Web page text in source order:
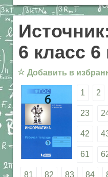
6 класс 6
☆ Добавить в
1 2
23
42
61
81 82 83 84